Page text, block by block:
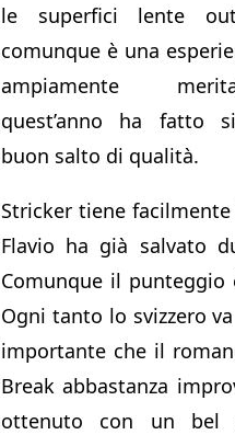
le superfici lente
comunque è una
ampiamente
quest’anno ha fatto
buon salto di qualità.
Stricker tiene
Flavio ha già salvato
Comunque il punteggio
Ogni tanto lo svizzero
importante che il
Break abbastanza
ottenuto con un bel